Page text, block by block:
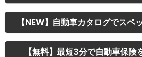
【NEW】自動車カタログでスペ
【無料】最短3分で自動車保険